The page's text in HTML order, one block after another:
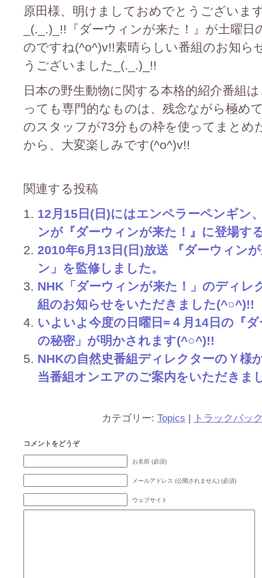
原田様、明けましておめでとうございま
_(._.)_!!『ダーウィンが来た！』が土曜
のですね(^o^)v!!素晴らしい番組のお知ら
うございました_(._.)_!!
日本の野生動物に関する本格的紹介番組
っても専門的なものは、残念ながら極め
のスタッフが73分もの枠を使ってまとめ
から、大変楽しみです(^o^)v!!
関連する投稿
12月15日(日)にはエンペラーペンギン
ンが『ダーウィンが来た！』に登場す
2010年6月13日(日)放送 『ダーウィン
ン」を監修しました。
NHK「ダーウィンが来た！」のディレ
組のお知らせをいただきました(^○^)!!
いよいよ今度の日曜日=４月14日の『
の秘密」が明かされます(^○^)!!
NHKの自然史番組ディレクターのＹ様
当番組オンエアのご案内をいただきま
カテゴリー: Topics | トラックバッ
コメントをどうぞ
お名前 (必須)
メールアドレス (公開されません) (必須)
ウェブサイト